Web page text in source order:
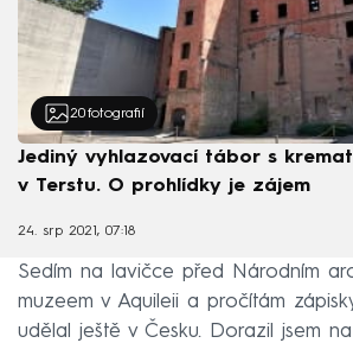
20 fotografií
Jediný vyhlazovací tábor s
v Terstu. O prohlídky je zájem
24. srp 2021, 07:18
Sedím na lavičce před Národním
muzeem v Aquileii a pročítám
udělal ještě v Česku. Dorazil jsem